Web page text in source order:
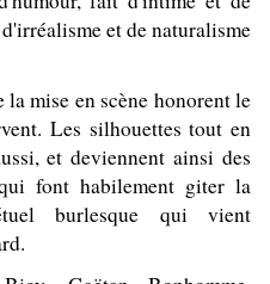
et de naturalisme
mise en scène honorent le
Les silhouettes tout en
et deviennent ainsi des
font habilement giter la
burlesque qui vient